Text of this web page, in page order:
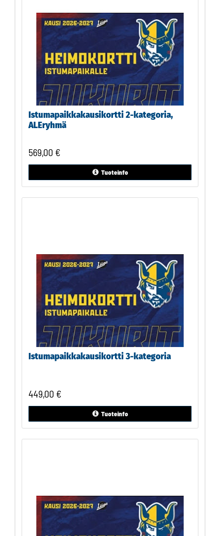
Istumapaikkakausikortti 2-kategoria,
ALEryhmä
569,00 €
Tuoteinfo
Istumapaikkakausikortti 3-kategoria
449,00 €
Tuoteinfo